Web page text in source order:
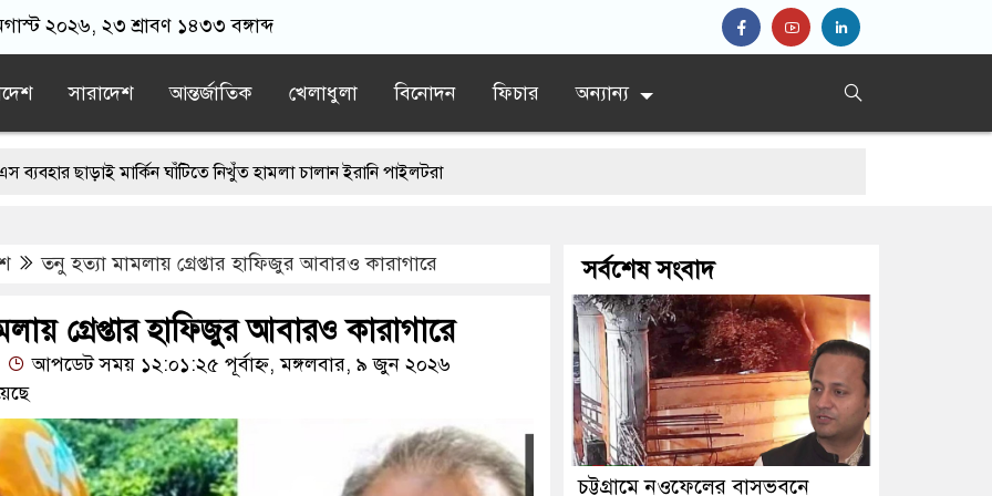
২০২৬, ২৩ শ্রাবণ ১৪৩৩ বঙ্গাব্দ
সারাদেশ আন্তর্জাতিক খেলাধুলা বিনোদন ফিচার অন্যান্য
মার্কিন ঘাঁটিতে নিখুঁত হামলা চালান ইরানি পাইলটরা
মর্মান্তিক দুই দুর্ঘটনা, ঝরে গেল ১৫ প্রাণ
মোজতবা খামেনির সঙ্গে বৈঠক, আসল মানুষ কিনা প্রশ্ন পেজেশকিয়ানের
উপহার, আবেগে ভাসল বিদায়ের মুহূর্ত
তনু হত্যা মামলায় গ্রেপ্তার হাফিজুর আবারও কারাগারে
গ্রেপ্তার হাফিজুর আবারও কারাগারে
আপডেট সময় ১২:০১:২৫ পূর্বাহ্ন, মঙ্গলবার, ৯ জুন ২০২৬
সর্বশেষ সংবাদ
চট্টগ্রামে নওফেলের বাসভবনে